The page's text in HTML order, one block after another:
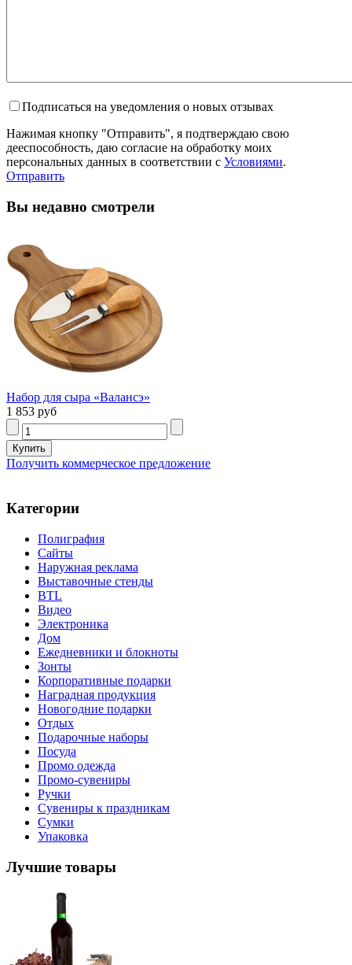
Подписаться на уведомления о новых отзывах
Нажимая кнопку "Отправить", я подтверждаю свою
дееспособность, даю согласие на обработку моих
персональных данных в соответствии с Условиями.
Отправить
Вы недавно смотрели
Набор для сыра «Валансэ»
1 853 руб
Получить коммерческое предложение
Категории
Полиграфия
Сайты
Наружная реклама
Выставочные стенды
BTL
Видео
Электроника
Дом
Ежедневники и блокноты
Зонты
Корпоративные подарки
Наградная продукция
Новогодние подарки
Отдых
Подарочные наборы
Посуда
Промо одежда
Промо-сувениры
Ручки
Сувениры к праздникам
Сумки
Упаковка
Лучшие товары